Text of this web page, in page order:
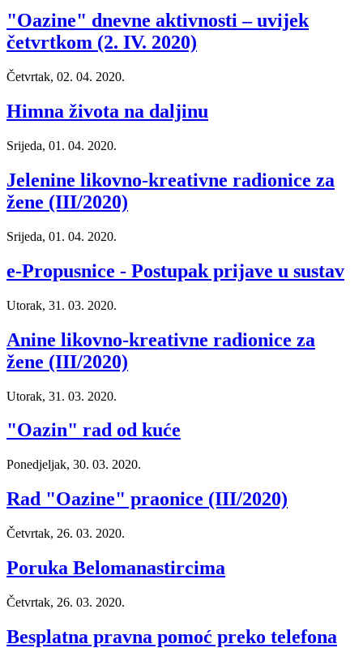
"Oazine" dnevne aktivnosti – uvijek
četvrtkom (2. IV. 2020)
Četvrtak, 02. 04. 2020.
Himna života na daljinu
Srijeda, 01. 04. 2020.
Jelenine likovno-kreativne radionice za
žene (III/2020)
Srijeda, 01. 04. 2020.
e-Propusnice - Postupak prijave u sustav
Utorak, 31. 03. 2020.
Anine likovno-kreativne radionice za
žene (III/2020)
Utorak, 31. 03. 2020.
"Oazin" rad od kuće
Ponedjeljak, 30. 03. 2020.
Rad "Oazine" praonice (III/2020)
Četvrtak, 26. 03. 2020.
Poruka Belomanastircima
Četvrtak, 26. 03. 2020.
Besplatna pravna pomoć preko telefona